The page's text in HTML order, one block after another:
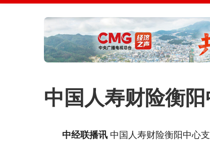
中国人寿财险衡
中经联播讯 中国人寿财险衡阳中心